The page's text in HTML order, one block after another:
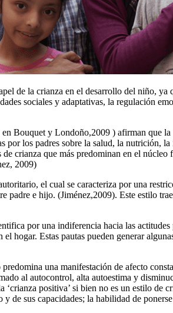
de la crianza en el desarrollo del niño,
sociales y adaptativas, la regulación
Bouquet y Londoño,2009 ) afirman que
por los padres sobre la salud, la nutrición,
crianza que más predominan en el
2009)
el cual se caracteriza por una
padre e hijo. (Jiménez,2009). Este estilo
por una indiferencia hacia las
hogar. Estas pautas pueden generar
una manifestación de afecto
al autocontrol, alta autoestima y
‘crianza positiva’ si bien no es un estilo de
de sus capacidades; la habilidad de